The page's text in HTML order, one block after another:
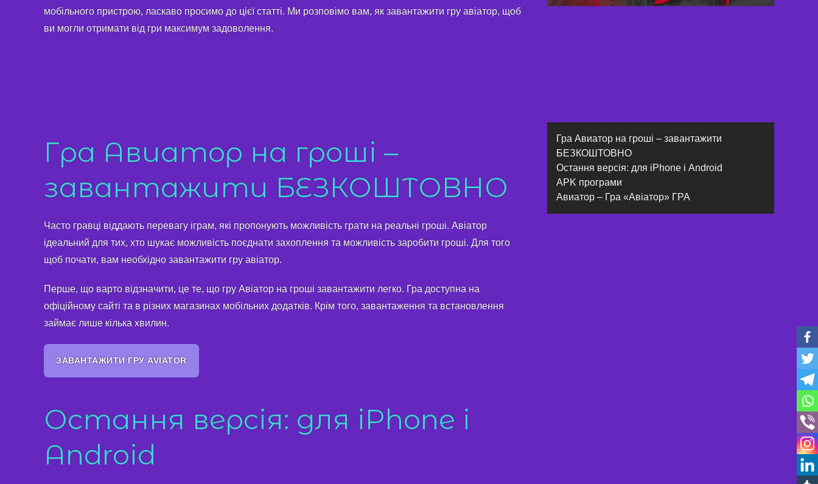
мобільного пристрою, ласкаво просимо до цієї статті. Ми розповімо вам, як завантажити гру авіатор, щоб
ви могли отримати від гри максимум задоволення.
Гра Авиатор на гроші –
завантажити БЕЗКОШТОВНО
Часто гравці віддають перевагу іграм, які пропонують можливість грати на реальні гроші. Авіатор
ідеальний для тих, хто шукає можливість поєднати захоплення та можливість заробити гроші. Для того
щоб почати, вам необхідно завантажити гру авіатор.
Перше, що варто відзначити, це те, що гру Авіатор на гроші завантажити легко. Гра доступна на
офіційному сайті та в різних магазинах мобільних додатків. Крім того, завантаження та встановлення
займає лише кілька хвилин.
ЗАВАНТАЖИТИ ГРУ AVIATOR
Остання версія: для iPhone і
Android
Гра Авиатор на гроші – завантажити
БЕЗКОШТОВНО
Остання версія: для iPhone і Android
APK програми
Авиатор – Гра «Авіатор» ГРА